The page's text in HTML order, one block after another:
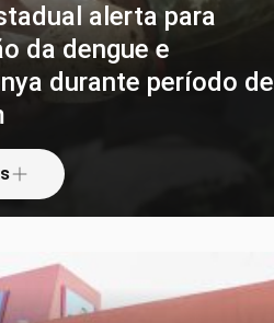
alerta para
da dengue e
durante período de